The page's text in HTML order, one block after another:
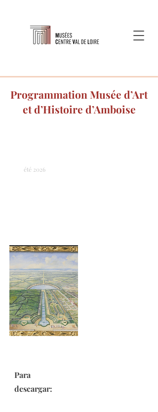
Programmation Musée d’Art
et d’Histoire d’Amboise
été 2026
Para
descargar: